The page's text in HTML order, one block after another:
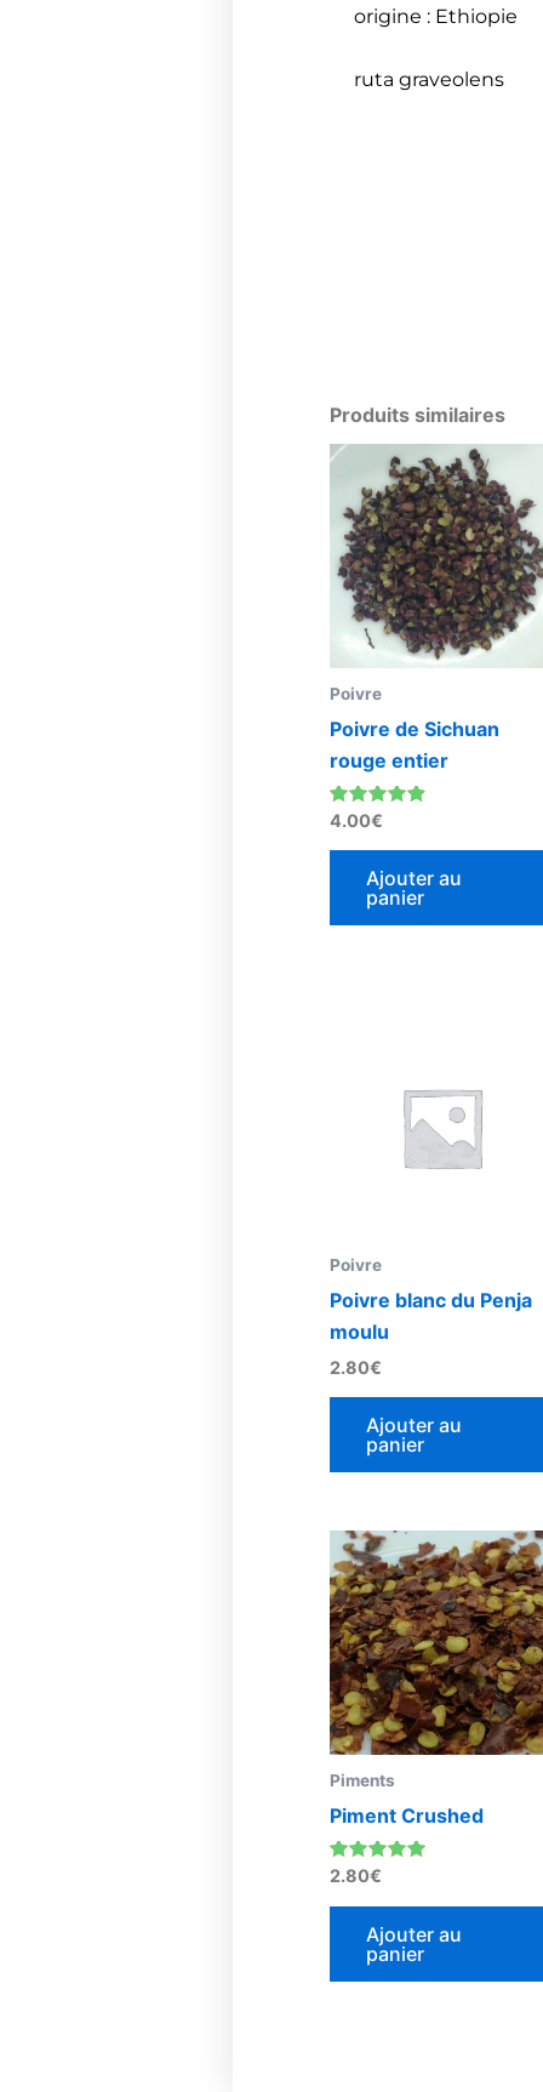
origine : Ethiopie
ruta graveolens
Produits similaires
Poivre
Poivre de Sichuan
rouge entier
Note
sur 5
4.00€
Ajouter au
panier
Poivre
Poivre blanc du Penja
moulu
2.80€
Ajouter au
panier
Piments
Piment Crushed
Note
sur 5
2.80€
Ajouter au
panier